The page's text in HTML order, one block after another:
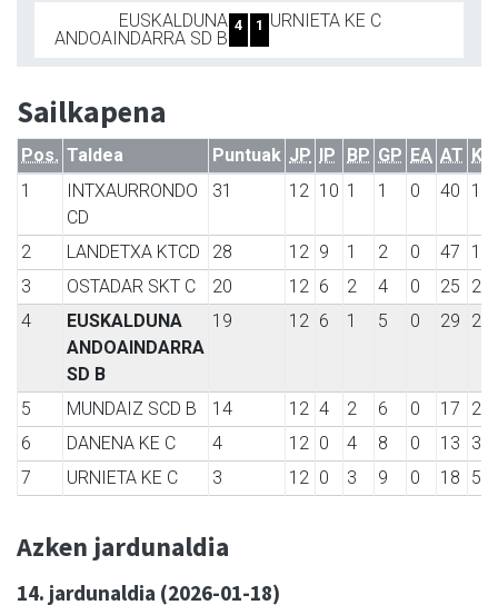
EUSKALDUNA
ANDOAINDARRA SD B
4 1 URNIETA KE C
Sailkapena
Pos. Taldea Puntuak JP IP BP GP EA AT KT
1
INTXAURRONDO
CD
31 12 10 1 1 0 40 16
2 LANDETXA KTCD 28 12 9 1 2 0 47
17
3
OSTADAR SKT C 20 12 6 2 4 0 25
22
4
EUSKALDUNA
ANDOAINDARRA
SD B
19 12 6 1 5 0 29 24
5 MUNDAIZ SCD B 14 12 4 2 6 0 17
27
6
DANENA KE C 4 12 0 4 8 0 13
33
7
URNIETA KE C 3 12 0 3 9 0 18 50
Azken jardunaldia
14. jardunaldia (2026-01-18)